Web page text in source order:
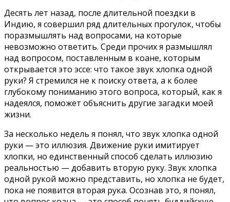
Десять лет назад, после длительной поездки в
Индию, я совершил ряд длительных прогулок, чтобы
поразмышлять над вопросами, на которые
невозможно ответить. Среди прочих я размышлял
над вопросом, поставленным в коане, которым
открывается это эссе: что такое звук хлопка одной
руки? Я стремился не к поиску ответа, а к более
глубокому пониманию этого вопроса, который, как я
надеялся, поможет объяснить другие загадки моей
жизни.
За несколько недель я понял, что звук хлопка одной
руки — это иллюзия. Движение руки имитирует
хлопки, но единственный способ сделать иллюзию
реальностью — добавить вторую руку. Звук хлопка
одной рукой можно представить, но хлопка не будет,
пока не появится вторая рука. Осознав это, я понял,